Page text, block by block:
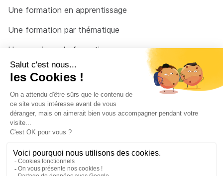
Une formation en apprentissage
Une formation par thématique
Un organisme de formation
Un conseiller
© 2026 - Côté Formations - par Via Compétences
Menu Pied de page
Mentions Légales